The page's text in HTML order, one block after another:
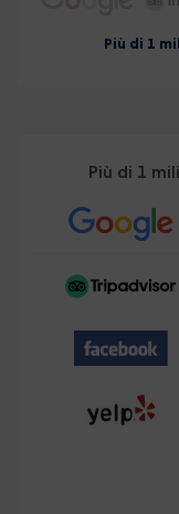
Più di 1
Più di 1